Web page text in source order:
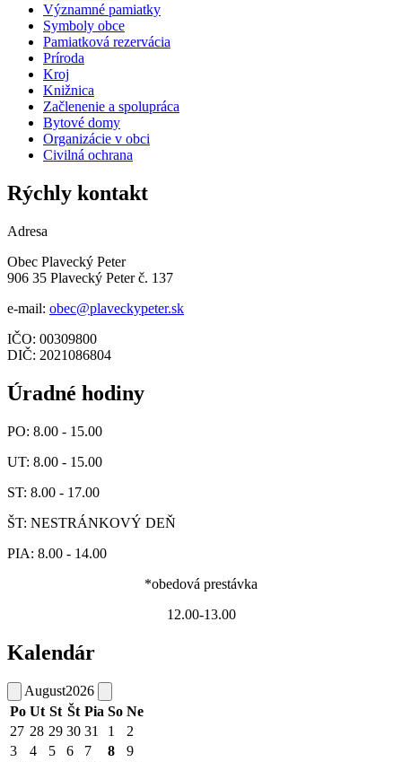
Významné pamiatky
Symboly obce
Pamiatková rezervácia
Príroda
Kroj
Knižnica
Začlenenie a spolupráca
Bytové domy
Organizácie v obci
Civilná ochrana
Rýchly kontakt
Adresa
Obec Plavecký Peter
906 35 Plavecký Peter č. 137
e-mail: obec@plaveckypeter.sk
IČO: 00309800
DIČ: 2021086804
Úradné hodiny
PO: 8.00 - 15.00
UT: 8.00 - 15.00
ST: 8.00 - 17.00
ŠT: NESTRÁNKOVÝ DEŇ
PIA: 8.00 - 14.00
*obedová prestávka
12.00-13.00
Kalendár
August2026
Po Ut St Št Pia So Ne
27 28 29 30 31 1
2
3
4 5 6 7 8
9